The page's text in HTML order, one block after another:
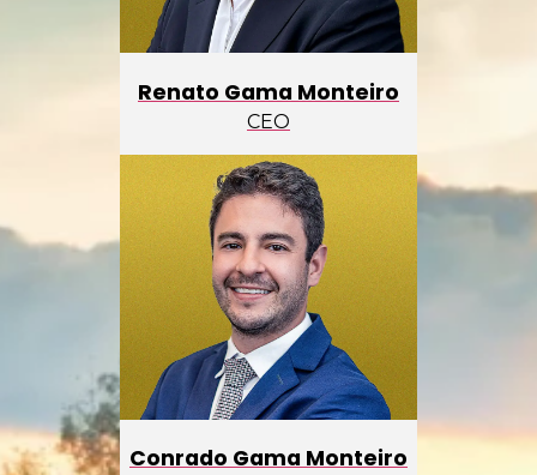
Renato Gama Monteiro
CEO
Conrado Gama Monteiro